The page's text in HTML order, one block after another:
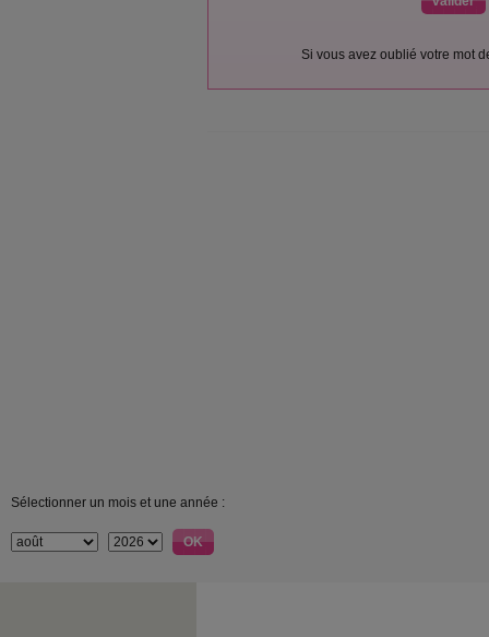
Si vous avez oublié votre mot
Sélectionner un mois et une année :